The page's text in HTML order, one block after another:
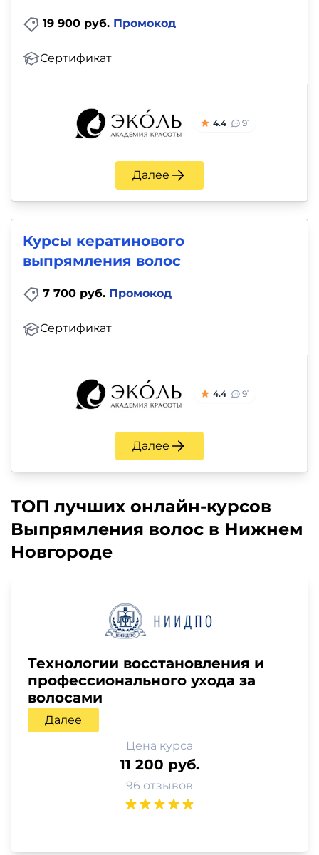
19 900 руб. Промокод
Сертификат
4.4 91
Далее
Курсы кератинового
выпрямления волос
7 700 руб. Промокод
Сертификат
4.4 91
Далее
ТОП лучших онлайн-курсов
Выпрямления волос в Нижнем
Новгороде
Технологии восстановления и
профессионального ухода за
волосами
Далее
Цена курса
11 200 руб.
96 отзывов